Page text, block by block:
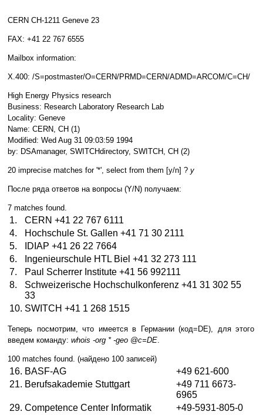
CERN CH-1211 Geneve 23
FAX: +41 22 767 6555
Mailbox information:
X.400: /S=postmaster/O=CERN/PRMD=CERN/ADMD=ARCOM/C=CH/
High Energy Physics research
Business: Research Laboratory Research Lab
Locality: Geneve
Name: CERN, CH (1)
Modified: Wed Aug 31 09:03:59 1994
by: DSAmanager, SWITCHdirectory, SWITCH, CH (2)
20 imprecise matches for '*', select from them [y/n] ? y
После ряда ответов на вопросы (Y/N) получаем:
7 matches found.
1.
CERN +41 22 767 6111
4.
Hochschule St. Gallen +41 71 30 2111
5.
IDIAP +41 26 22 7664
6.
Ingenieurschule HTL Biel +41 32 273 111
7.
Paul Scherrer Institute +41 56 992111
8.
Schweizerische Hochschulkonferenz +41 31 302 55
33
10. SWITCH +41 1 268 1515
Теперь посмотрим, что имеется в Германии (код=DE), для этого
введем команду: whois -org * -geo @c=DE.
100 matches found. (найдено 100 записей)
16. BASF-AG
+49 621-600
21. Berufsakademie Stuttgart
+49 711 6673-
6965
29. Competence Center Informatik
+49-5931-805-0